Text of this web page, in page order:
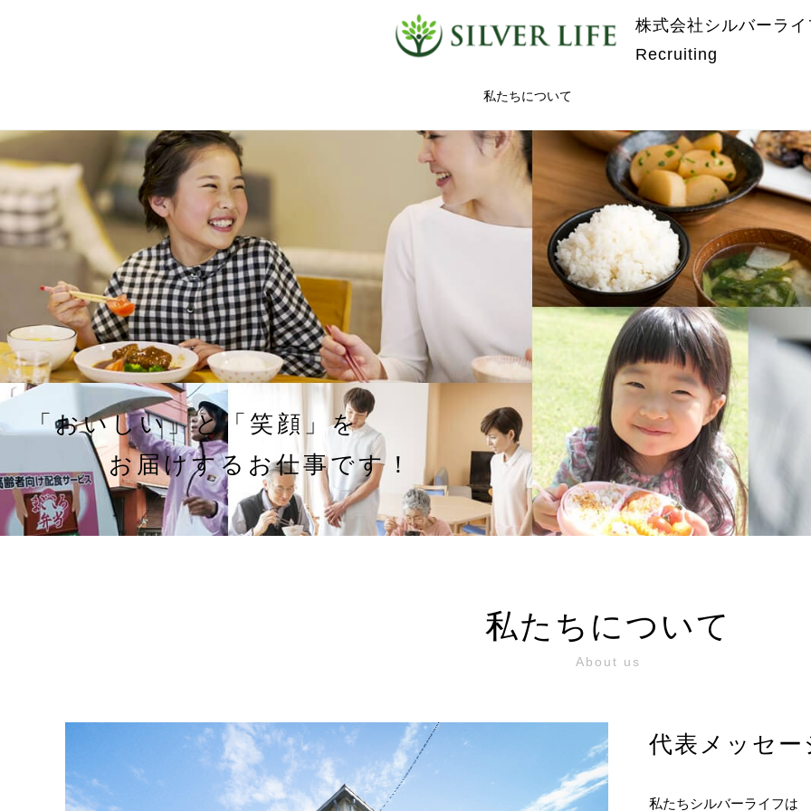
株式会社シルバーライ
Recruiting
私たちについて
「おいしい」と「笑顔」を
お届けするお仕事です！
私たちについて
About us
代表メッセー
私たちシルバーライフは